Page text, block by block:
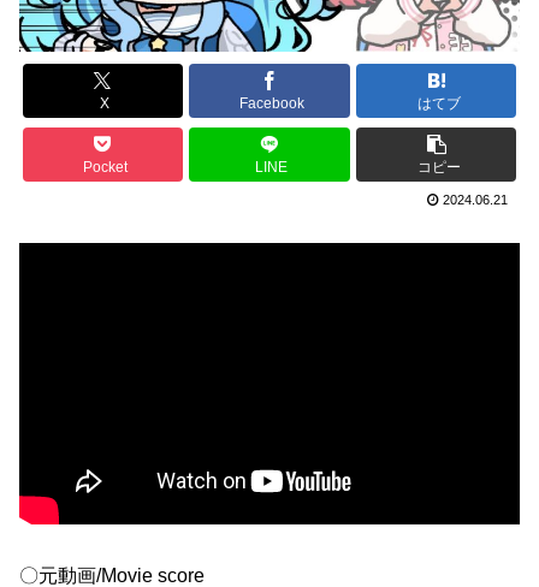
X Facebook はてブ
Pocket LINE コピー
2024.06.21
〇元動画/Movie score